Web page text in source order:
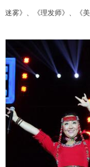
迷雾》、《理发师》、《